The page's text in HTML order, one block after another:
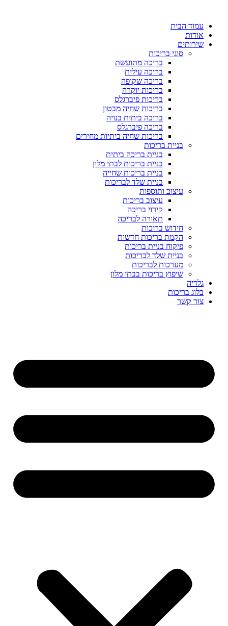
עמוד הבית
אודות
שירותים
סוגי בריכות
בריכה מתועשת
בריכה עילית
בריכה שקופה
בריכות יוקרה
בריכות פיברגלס
בריכות שחיה מבטון
בריכה ביתית בנויה
בריכה פיברגלס
בריכות שחיה ביתיות מחירים
בניית בריכות
בניית בריכה ביתית
בניית בריכות לבתי מלון
בניית בריכות שחייה
בניית שלד לבריכות
עיצוב ותוספות
עיצוב בריכות
קירוי בריכה
תאורה לבריכה
חידוש בריכות
הקמת בריכות חדשות
פיקוח בניית בריכות
בניית שלד לבריכות
מערכות לבריכות
שיפוץ בריכות בבתי מלון
גלריה
בלוג בריכות
צור קשר